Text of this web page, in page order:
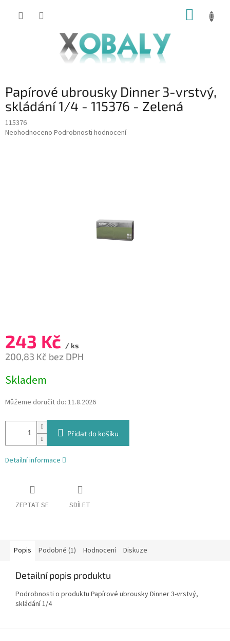
KOŠÍK
Papírové ubrousky Dinner 3-vrstvý,
skládání 1/4 - 115376 - Zelená
115376
Průměrné
Neohodnoceno Podrobnosti hodnocení
243 Kč / ks
200,83 Kč bez DPH
cena:
Skladem
Můžeme doručit do: 11.8.2026
Přidat do košíku
Detailní informace
ZEPTAT SE SDÍLET
Popis Podobné (1) Hodnocení Diskuze
Detailní popis produktu
Podrobnosti o produktu Papírové ubrousky Dinner 3-vrstvý,
skládání 1/4